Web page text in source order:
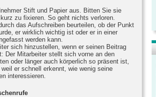
Stift und Papier aus. Bitten Sie sie
zu fixieren. So geht nichts verloren.
das Aufschreiben beurteilen, ob der Punkt
er wirklich wichtig ist oder er in einer
werden kann.
sich hinzustellen, wenn er seinen Beitrag
Der Mitarbeiter stellt sich vorne an den
oder länger auch körperlich so präsent ist,
er schnell erkennt, wie wenig seine
interessieren.